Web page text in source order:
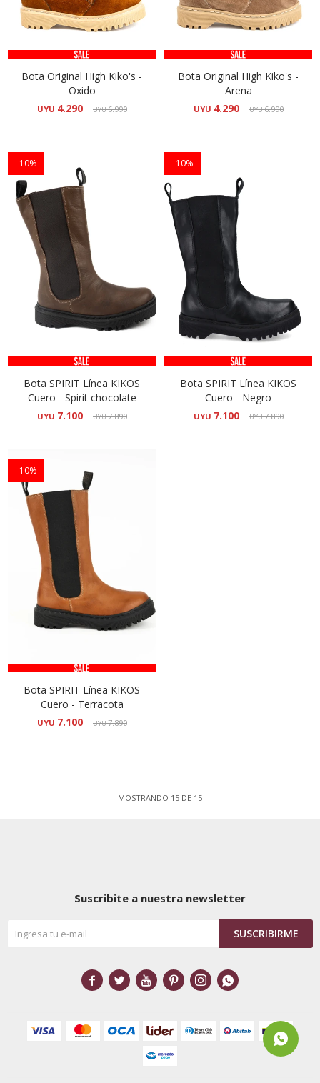
Bota Original High Kiko's -
Oxido
UYU 4.290 UYU6.990
Bota Original High Kiko's -
Arena
UYU 4.290 UYU6.990
10
Bota SPIRIT Línea KIKOS
Cuero - Spirit chocolate
UYU 7.100 UYU7.890
10
Bota SPIRIT Línea KIKOS
Cuero - Negro
UYU 7.100 UYU7.890
10
Bota SPIRIT Línea KIKOS
Cuero - Terracota
UYU 7.100 UYU7.890
MOSTRANDO 15 DE 15
Suscribite a nuestra newsletter
SUSCRIBIRME
     